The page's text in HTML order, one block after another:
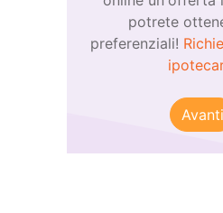
potrete
preferenziali!
Avanti